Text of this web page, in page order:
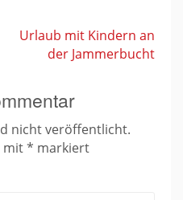
Urlaub mit Kindern an
der Jammerbucht
nicht veröffentlicht.
mit* markiert